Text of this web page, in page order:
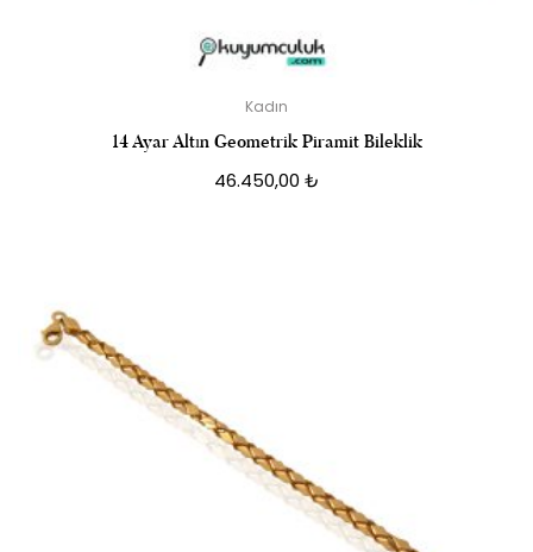
Kadın
14 Ayar Altın Geometrik Piramit Bileklik
46.450,00 ₺